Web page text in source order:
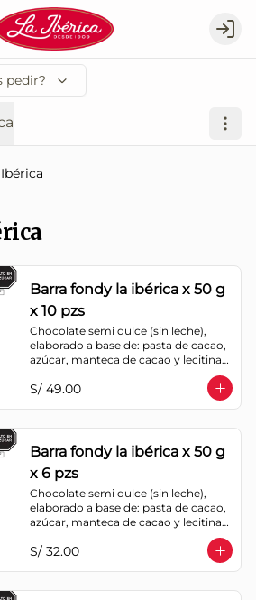
pedir?
Barra fondy la ibérica x 50 g
x 10 pzs
Chocolate semi dulce (sin leche),
elaborado a base de: pasta de cacao,
azúcar, manteca de cacao y lecitina
de soya. Porcentaje de Cacao: 52%
S/ 49.00
Barra fondy la ibérica x 50 g
x 6 pzs
Chocolate semi dulce (sin leche),
elaborado a base de: pasta de cacao,
azúcar, manteca de cacao y lecitina
de soya. Porcentaje de Cacao: 52%
S/ 32.00